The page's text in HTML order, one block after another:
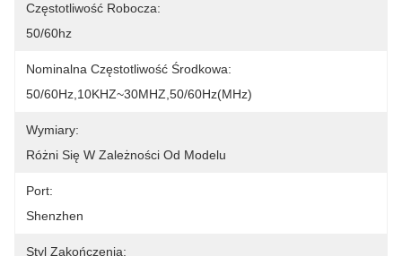
Częstotliwość Robocza:
50/60hz
Nominalna Częstotliwość Środkowa:
50/60Hz,10KHZ~30MHZ,50/60Hz(MHz)
Wymiary:
Różni Się W Zależności Od Modelu
Port:
Shenzhen
Styl Zakończenia: